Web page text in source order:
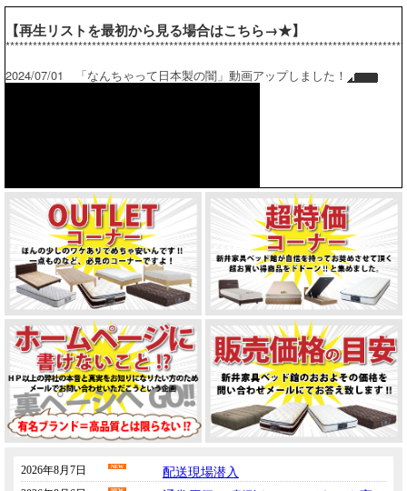
【再生リストを最初から見る場合はこちら→★】
2024/07/01 「なんちゃって日本製の闇」動画アップしました！
「日本ベッド シルキー vs アンネルベッド スタープラチナ」動画アップ
しました！
「裏ホームページにも書けないこと書いちゃってます」動画アップしま
した！